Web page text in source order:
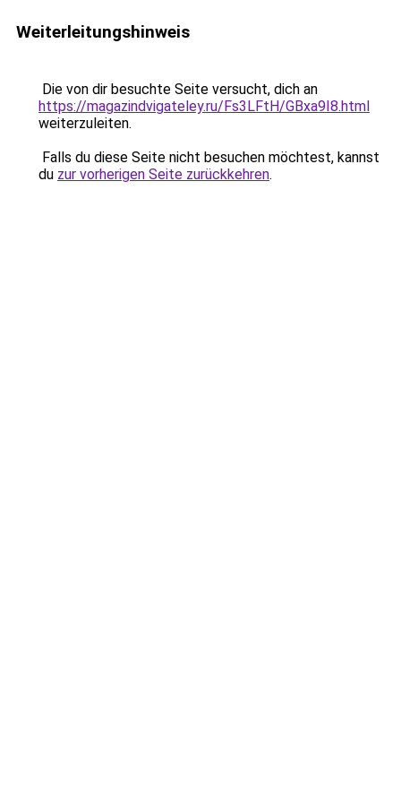
Weiterleitungshinweis
Die von dir besuchte Seite versucht, dich an
https://magazindvigateley.ru/Fs3LFtH/GBxa9I8.html
weiterzuleiten.
Falls du diese Seite nicht besuchen möchtest, kannst
du zur vorherigen Seite zurückkehren.